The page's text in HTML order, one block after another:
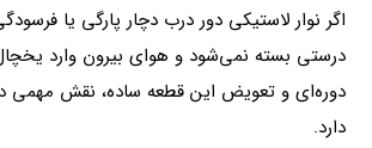
اگر نوار لاستیکی دور درب دچار پارگی یا
درستی بسته نمی‌شود و هوای بیرون وارد
دوره‌ای و تعویض این قطعه ساده، نقش مهمی
دارد.